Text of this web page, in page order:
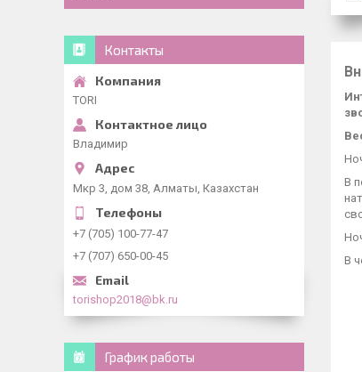
В
В
Контакты
TORI
Владимир
Мкр 3, дом 38, Алматы, Казахстан
+7 (705) 100-77-47
+7 (707) 650-00-45
torishop2018@bk.ru
График работы